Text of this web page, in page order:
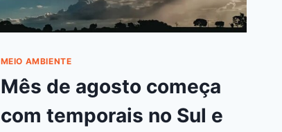
MEIO AMBIENTE
Mês de agosto começa
com temporais no Sul e